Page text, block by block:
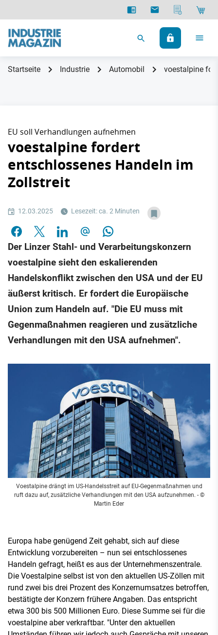
Startseite Industrie Automobil voestalpine
EU soll Verhandlungen aufnehmen
voestalpine fordert
entschlossenes Handeln im
Zollstreit
12.03.2025 Lesezeit: ca. 2 Minuten
Der Linzer Stahl- und Verarbeitungskonzern
voestalpine sieht den eskalierenden
Handelskonflikt zwischen den USA und der EU
äußerst kritisch. Er fordert die Europäische
Union zum Handeln auf. "Die EU muss mit
Gegenmaßnahmen reagieren und zusätzliche
Verhandlungen mit den USA aufnehmen".
Voestalpine drängt im US-Handelsstreit auf EU-Gegenmaßnahmen und
ruft dazu auf, zusätzliche Verhandlungen mit den USA aufzunehmen. - ©
Martin Eder
Europa habe genügend Zeit gehabt, sich auf diese
Entwicklung vorzubereiten – nun sei entschlossenes
Handeln gefragt, heißt es aus der Unternehmenszentrale.
Die Voestalpine selbst ist von den aktuellen US-Zöllen mit
rund zwei bis drei Prozent des Konzernumsatzes betroffen,
bestätigte der Konzern frühere Angaben. Das entspricht
etwa 300 bis 500 Millionen Euro. Diese Summe sei für die
voestalpine aber verkraftbar. "Unter den aktuellen